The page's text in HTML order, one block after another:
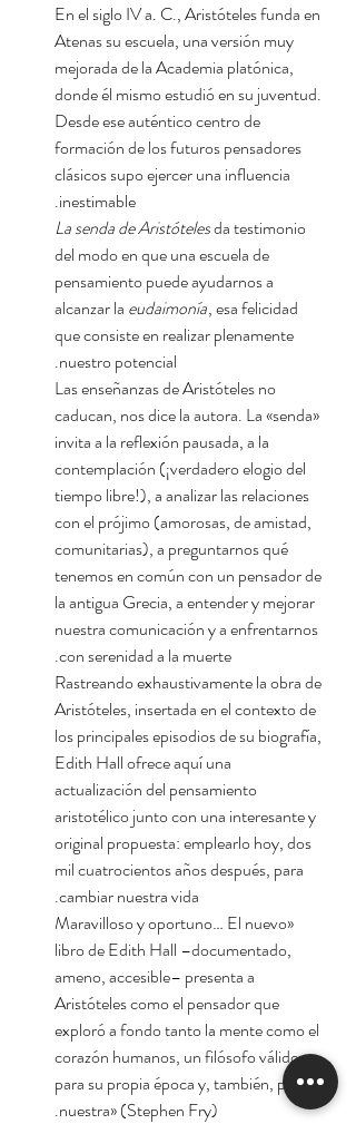
En el siglo IV a. C., Aristóteles funda en
Atenas su escuela, una versión muy
mejorada de la Academia platónica,
donde él mismo estudió en su juventud.
Desde ese auténtico centro de
formación de los futuros pensadores
clásicos supo ejercer una influencia
inestimable.
La senda de Aristótelesda testimonio
del modo en que una escuela de
pensamiento puede ayudarnos a
alcanzar la eudaimonía, esa felicidad
que consiste en realizar plenamente
nuestro potencial.
Las enseñanzas de Aristóteles no
caducan, nos dice la autora. La «senda»
invita a la reflexión pausada, a la
contemplación (¡verdadero elogio del
tiempo libre!), a analizar las relaciones
con el prójimo (amorosas, de amistad,
comunitarias), a preguntarnos qué
tenemos en común con un pensador de
la antigua Grecia, a entender y mejorar
nuestra comunicación y a enfrentarnos
con serenidad a la muerte.
Rastreando exhaustivamente la obra de
Aristóteles, insertada en el contexto de
los principales episodios de su biografía,
Edith Hall ofrece aquí una
actualización del pensamiento
aristotélico junto con una interesante y
original propuesta: emplearlo hoy, dos
mil cuatrocientos años después, para
cambiar nuestra vida.
«Maravilloso y oportuno… El nuevo
libro de Edith Hall –documentado,
ameno, accesible– presenta a
Aristóteles como el pensador que
exploró a fondo tanto la mente como el
corazón humanos, un filósofo válido
para su propia época y, también, para la
nuestra» (Stephen Fry).